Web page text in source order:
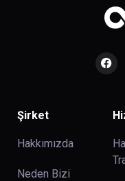
Şirket
Hakkımızda
Neden Bizi